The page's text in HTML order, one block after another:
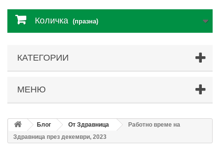
Количка (празна)
КАТЕГОРИИ
МЕНЮ
Блог От Здравница
Работно време на
Здравница през декември, 2023